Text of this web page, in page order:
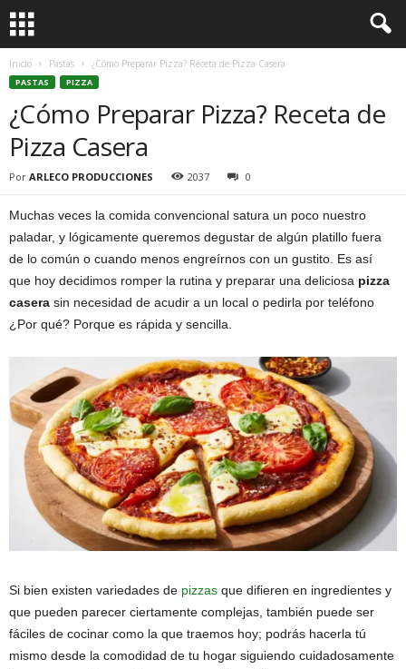
Inicio Pastas ¿Cómo Preparar Pizza? Receta de Pizza Casera
PASTAS PIZZA
¿Cómo Preparar Pizza? Receta de
Pizza Casera
Por ARLECO PRODUCCIONES 2037 0
Muchas veces la comida convencional satura un poco nuestro
paladar, y lógicamente queremos degustar de algún platillo fuera
de lo común o cuando menos engreírnos con un gustito. Es así
que hoy decidimos romper la rutina y preparar una deliciosa pizza
casera sin necesidad de acudir a un local o pedirla por teléfono
¿Por qué? Porque es rápida y sencilla.
Si bien existen variedades de pizzas que difieren en ingredientes y
que pueden parecer ciertamente complejas, también puede ser
fáciles de cocinar como la que traemos hoy; podrás hacerla tú
mismo desde la comodidad de tu hogar siguiendo cuidadosamente